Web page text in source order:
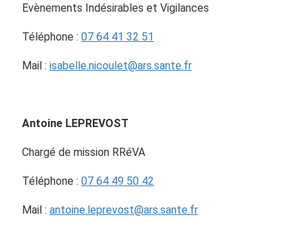
Evènements Indésirables et Vigilances
Téléphone : 07 64 41 32 51
Mail : isabelle.nicoulet@ars.sante.fr
Antoine LEPREVOST
Chargé de mission RRéVA
Téléphone : 07 64 49 50 42
Mail : antoine.leprevost@ars.sante.fr